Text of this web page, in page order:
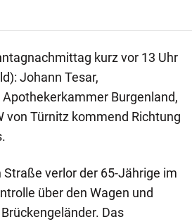
kurz vor 13 Uhr
Johann Tesar,
Burgenland,
von Türnitz kommend Richtung
verlor der 65-Jährige im
über den Wagen und
Das